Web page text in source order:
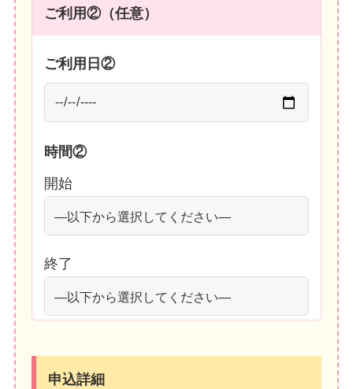
ご利用②（任意）
ご利用日②
時間②
開始
終了
申込詳細